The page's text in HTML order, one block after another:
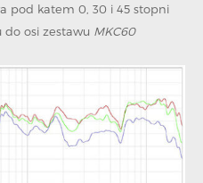
pod katem 0, 30 i 45 stopni
osi zestawu MKC60